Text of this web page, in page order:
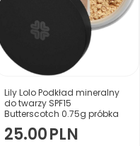
Lily Lolo Podkład mineralny
do twarzy SPF15
Butterscotch 0.75g próbka
25.00PLN